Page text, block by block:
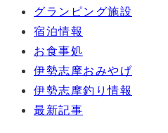
グランピング施設
宿泊情報
お食事処
伊勢志摩おみやげ
伊勢志摩釣り情報
最新記事